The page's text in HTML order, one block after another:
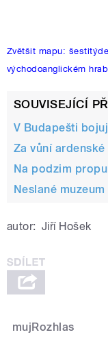
Zvětšit mapu:
východoanglickém
SOUVISEJÍCÍ
V Budapešti
Za vůní ardenské
Na podzim
Neslané
autor: Jiří Hošek
mujRozhlas